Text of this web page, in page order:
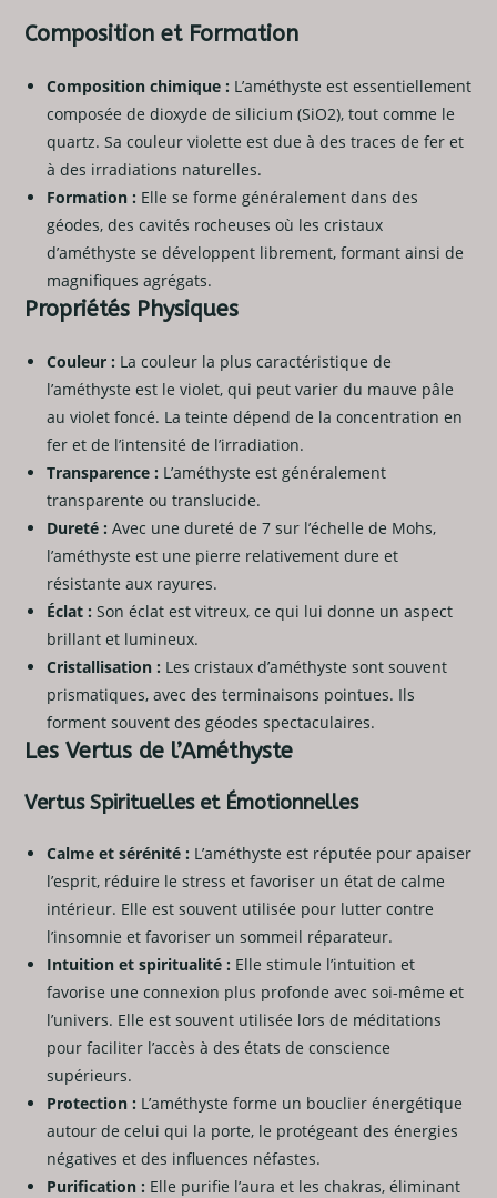
Composition et Formation
Composition chimique : L’améthyste est essentiellement
composée de dioxyde de silicium (SiO2), tout comme le
quartz. Sa couleur violette est due à des traces de fer et
à des irradiations naturelles.
Formation : Elle se forme généralement dans des
géodes, des cavités rocheuses où les cristaux
d’améthyste se développent librement, formant ainsi de
magnifiques agrégats.
Propriétés Physiques
Couleur : La couleur la plus caractéristique de
l’améthyste est le violet, qui peut varier du mauve pâle
au violet foncé. La teinte dépend de la concentration en
fer et de l’intensité de l’irradiation.
Transparence : L’améthyste est généralement
transparente ou translucide.
Dureté : Avec une dureté de 7 sur l’échelle de Mohs,
l’améthyste est une pierre relativement dure et
résistante aux rayures.
Éclat : Son éclat est vitreux, ce qui lui donne un aspect
brillant et lumineux.
Cristallisation : Les cristaux d’améthyste sont souvent
prismatiques, avec des terminaisons pointues. Ils
forment souvent des géodes spectaculaires.
Les Vertus de l’Améthyste
Vertus Spirituelles et Émotionnelles
Calme et sérénité : L’améthyste est réputée pour apaiser
l’esprit, réduire le stress et favoriser un état de calme
intérieur. Elle est souvent utilisée pour lutter contre
l’insomnie et favoriser un sommeil réparateur.
Intuition et spiritualité : Elle stimule l’intuition et
favorise une connexion plus profonde avec soi-même et
l’univers. Elle est souvent utilisée lors de méditations
pour faciliter l’accès à des états de conscience
supérieurs.
Protection : L’améthyste forme un bouclier énergétique
autour de celui qui la porte, le protégeant des énergies
négatives et des influences néfastes.
Purification : Elle purifie l’aura et les chakras, éliminant